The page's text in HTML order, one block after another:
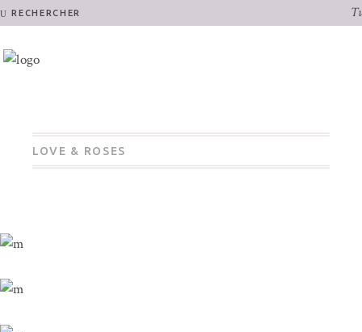
RECHERCHER
LOVE & ROSES